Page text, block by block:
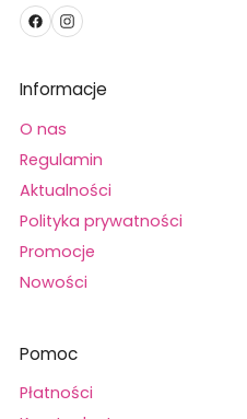
Informacje
O nas
Regulamin
Aktualności
Polityka prywatności
Promocje
Nowości
Pomoc
Płatności